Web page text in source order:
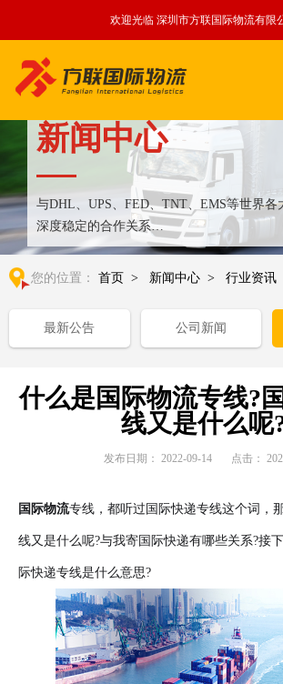
欢迎光临 深圳市方联国际物流有限
新闻中心
与DHL、UPS、FED、TNT、EMS等世界各
深度稳定的合作关系
整合全球优质物流运输资源,满足国内外客
您的位置： 首页 > 新闻中心 > 行业资讯
最新公告 公司新闻
什么是国际物流专线?
线又是什么呢
发布日期： 2022-09-14 点击：
国际物流专线，都听过国际快递专线这个词，
线又是什么呢?与我寄国际快递有哪些关系?接
际快递专线是什么意思?